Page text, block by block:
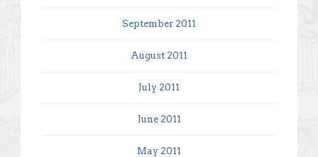
September 2011
August 2011
July 2011
June 2011
May 2011